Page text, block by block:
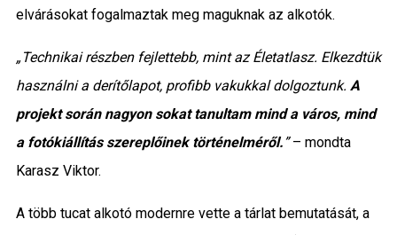
elvárásokat fogalmaztak meg maguknak az alkotók.
„Technikai részben fejlettebb, mint az Életatlasz. Elkezdtük
használni a derítőlapot, profibb vakukkal dolgoztunk. A
projekt során nagyon sokat tanultam mind a város, mind
a fotókiállítás szereplőinek történelméről.”– mondta
Karasz Viktor.
A több tucat alkotó modernre vette a tárlat bemutatását, a